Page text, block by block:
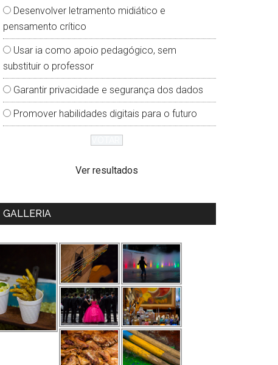
Desenvolver letramento midiático e
pensamento crítico
Usar ia como apoio pedagógico, sem
substituir o professor
Garantir privacidade e segurança dos dados
Promover habilidades digitais para o futuro
Ver resultados
GALLERIA